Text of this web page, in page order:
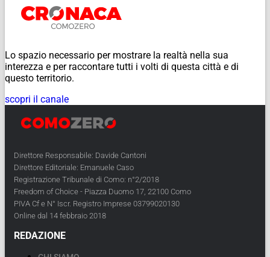
Lo spazio necessario per mostrare la realtà nella sua
interezza e per raccontare tutti i volti di questa città e di
questo territorio.
scopri il canale
Direttore Responsabile: Davide Cantoni
Direttore Editoriale: Emanuele Caso
Registrazione Tribunale di Como: n°2/2018
Freedom of Choice - Piazza Duomo 17, 22100 Como
PIVA Cf e N° Iscr. Registro Imprese 03799020130
Online dal 14 febbraio 2018
REDAZIONE